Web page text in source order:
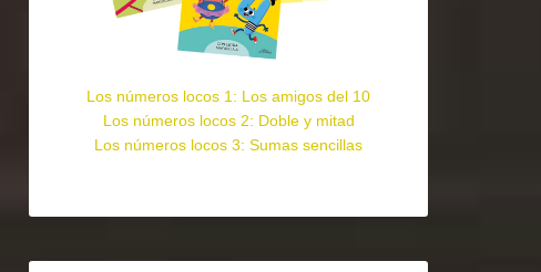
Los números locos 1: Los amigos del 10
Los números locos 2: Doble y mitad
Los números locos 3: Sumas sencillas